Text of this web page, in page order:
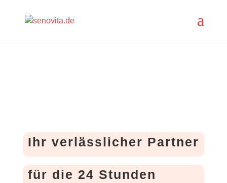
Ihr verlässlicher Partner
für die 24 Stunden